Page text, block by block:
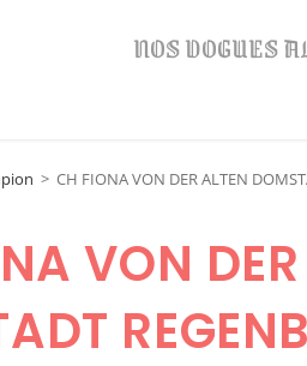
NOS DOGUES
> CH FIONA VON DER ALTEN
VON